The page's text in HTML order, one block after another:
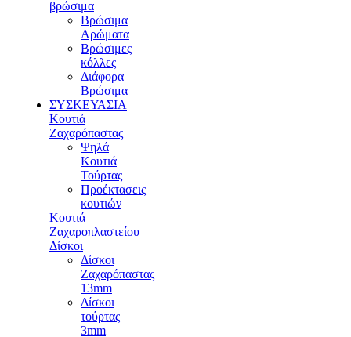
βρώσιμα
Βρώσιμα
Αρώματα
Βρώσιμες
κόλλες
Διάφορα
Βρώσιμα
ΣΥΣΚΕΥΑΣΙΑ
Κουτιά
Ζαχαρόπαστας
Ψηλά
Κουτιά
Τούρτας
Προέκτασεις
κουτιών
Κουτιά
Ζαχαροπλαστείου
Δίσκοι
Δίσκοι
Ζαχαρόπαστας
13mm
Δίσκοι
τούρτας
3mm